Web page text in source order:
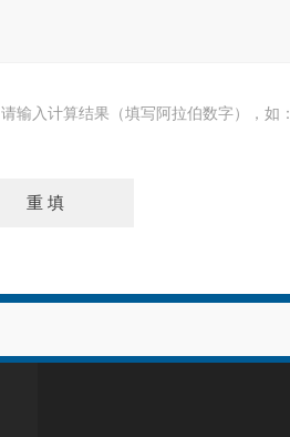
请输入计算结果（填写阿拉伯数字），如